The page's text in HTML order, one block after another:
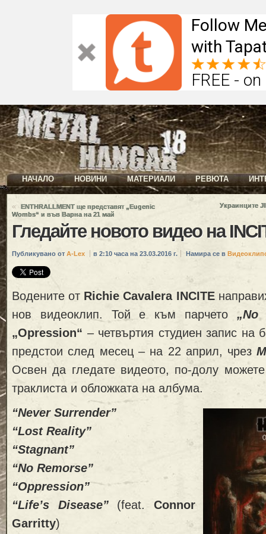
Follow
with
FREE -
НАЧАЛО НОВИНИ МАТЕРИАЛИ РЕВЮТА
«
ENTHRALLMENT ще представят „Eugenic
Wombs“ и във Варна на 21 май
Украинците
Гледайте новото видео на
Публикувано от A-Lex в 2:10 часа на 23.03.2016 г. Намира се в
Водените от Richie Cavalera INCITE
нов видеоклип. Той е към парчето „No
„Opression“ – четвъртия студиен запис на
предстои след месец – на 22 април, чрез
Освен да гледате видеото, по-долу
траклиста и обложката на албума.
“Never Surrender”
“Lost Reality”
“Stagnant”
“No Remorse”
“Oppression”
“Life’s Disease” (feat.Connor
Garritty)